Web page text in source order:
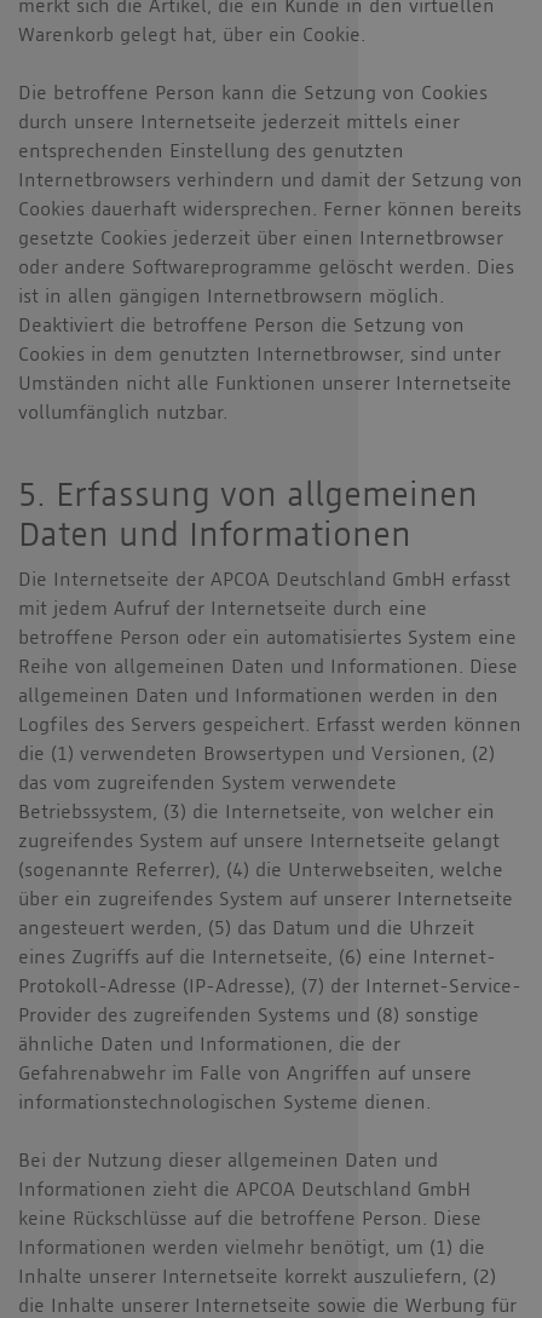
merkt sich die Artikel, die ein Kunde in den virtuellen
Warenkorb gelegt hat, über ein Cookie.
Die betroffene Person kann die Setzung von Cookies
durch unsere Internetseite jederzeit mittels einer
entsprechenden Einstellung des genutzten
Internetbrowsers verhindern und damit der Setzung von
Cookies dauerhaft widersprechen. Ferner können bereits
gesetzte Cookies jederzeit über einen Internetbrowser
oder andere Softwareprogramme gelöscht werden. Dies
ist in allen gängigen Internetbrowsern möglich.
Deaktiviert die betroffene Person die Setzung von
Cookies in dem genutzten Internetbrowser, sind unter
Umständen nicht alle Funktionen unserer Internetseite
vollumfänglich nutzbar.
5. Erfassung von allgemeinen
Daten und Informationen
Die Internetseite der APCOA Deutschland GmbH erfasst
mit jedem Aufruf der Internetseite durch eine
betroffene Person oder ein automatisiertes System eine
Reihe von allgemeinen Daten und Informationen. Diese
allgemeinen Daten und Informationen werden in den
Logfiles des Servers gespeichert. Erfasst werden können
die (1) verwendeten Browsertypen und Versionen, (2)
das vom zugreifenden System verwendete
Betriebssystem, (3) die Internetseite, von welcher ein
zugreifendes System auf unsere Internetseite gelangt
(sogenannte Referrer), (4) die Unterwebseiten, welche
über ein zugreifendes System auf unserer Internetseite
angesteuert werden, (5) das Datum und die Uhrzeit
eines Zugriffs auf die Internetseite, (6) eine Internet-
Protokoll-Adresse (IP-Adresse), (7) der Internet-Service-
Provider des zugreifenden Systems und (8) sonstige
ähnliche Daten und Informationen, die der
Gefahrenabwehr im Falle von Angriffen auf unsere
informationstechnologischen Systeme dienen.
Bei der Nutzung dieser allgemeinen Daten und
Informationen zieht die APCOA Deutschland GmbH
keine Rückschlüsse auf die betroffene Person. Diese
Informationen werden vielmehr benötigt, um (1) die
Inhalte unserer Internetseite korrekt auszuliefern, (2)
die Inhalte unserer Internetseite sowie die Werbung für